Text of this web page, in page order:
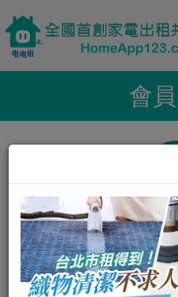
會
暱稱: Gemini Ho
性別: 男